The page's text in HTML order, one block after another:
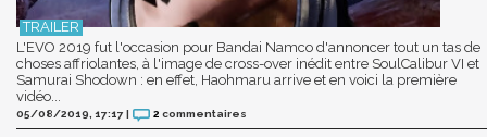
L'EVO 2019 fut l'occasion pour Bandai Namco d'annoncer tout un tas de
choses affriolantes, à l'image de cross-over inédit entre SoulCalibur VI et
Samurai Shodown : en effet, Haohmaru arrive et en voici la première
vidéo...
05/08/2019, 17:17 | 2 commentaires